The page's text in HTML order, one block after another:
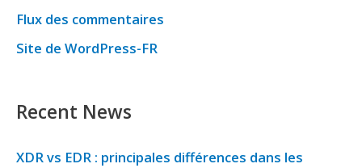
Flux des commentaires
Site de WordPress-FR
Recent News
XDR vs EDR : principales différences dans les